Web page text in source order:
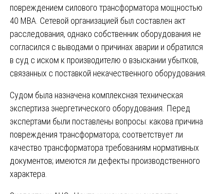
повреждением силового трансформатора мощностью
40 МВА. Сетевой организацией был составлен акт
расследования, однако собственник оборудования не
согласился с выводами о причинах аварии и обратился
в суд с иском к производителю о взыскании убытков,
связанных с поставкой некачественного оборудования.
Судом была назначена комплексная техническая
экспертиза энергетического оборудования. Перед
экспертами были поставлены вопросы: какова причина
повреждения трансформатора; соответствует ли
качество трансформатора требованиям нормативных
документов; имеются ли дефекты производственного
характера.